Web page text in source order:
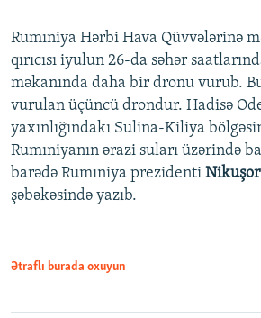
Rumıniya Hərbi Hava Qüvvələrinə
qırıcısı iyulun 26-da səhər
məkanında daha bir dronu vurub.
vurulan üçüncü drondur. Hadisə
yaxınlığındakı Sulina-Kiliya
Rumıniyanın ərazi suları üzərində
barədə Rumıniya prezidenti
şəbəkəsində yazıb.
Ətraflı burada oxuyun